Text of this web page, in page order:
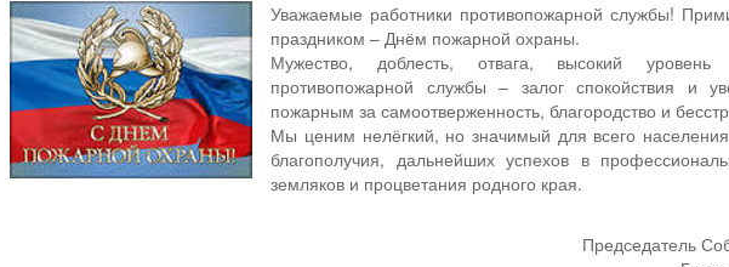
Уважаемые работники противопожарной службы!
праздником – Днём пожарной охраны.
Мужество, доблесть, отвага, высокий уровень
противопожарной службы – залог спокойствия и
пожарным за самоотверженность, благородство и
Мы ценим нелёгкий, но значимый для всего
благополучия, дальнейших успехов в
земляков и процветания родного края.
Председатель